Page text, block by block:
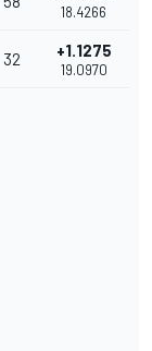
18.4266
32 +1.1275
19.0970